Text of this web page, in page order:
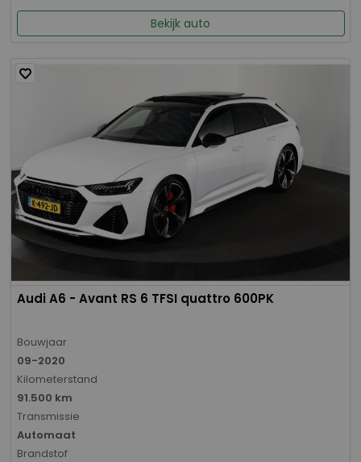
Bekijk auto
Audi A6 - Avant RS 6 TFSI quattro 600PK
Bouwjaar
09-2020
Kilometerstand
91.500 km
Transmissie
Automaat
Brandstof